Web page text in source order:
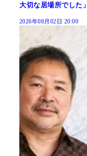
大切な居場所でした」
2026年08月02日 20:00